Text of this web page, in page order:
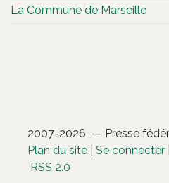
La Commune de Marseille
2007-2026 — Presse
Plan du site
Se connecter
RSS 2.0